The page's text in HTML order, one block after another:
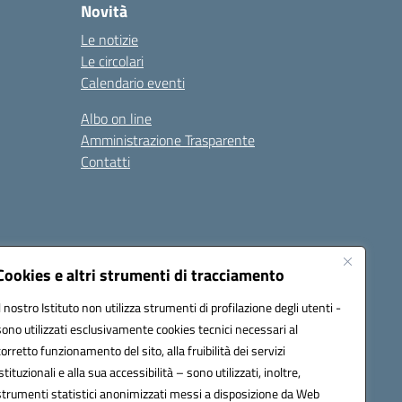
e altri strumenti di tracciamento
nostro Istituto non utilizza strumenti di profilazione degli utenti -
utilizzati esclusivamente cookies tecnici necessari al
funzionamento del sito, alla fruibilità dei servizi
e alla sua accessibilità – sono utilizzati, inoltre,
statistici anonimizzati messi a disposizione da Web
Novità
Le notizie
Le circolari
Calendario eventi
Albo on line
Amministrazione Trasparente
Contatti